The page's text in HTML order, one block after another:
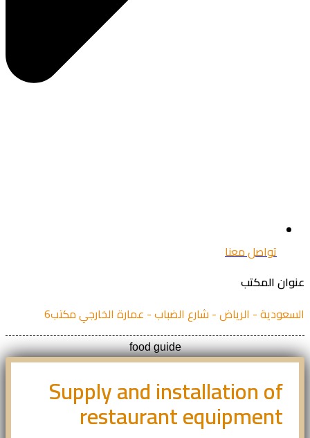
تواصل معنا
المكتب
- الرياض - شارع الضباب - عمارة الخارجي مكتب6
food guide
Supply and installation of
restaurant equipment